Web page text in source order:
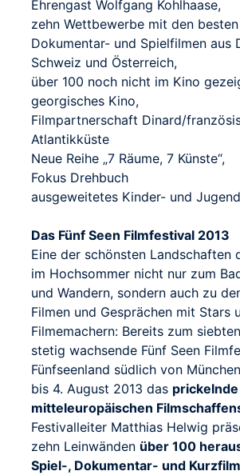
Ehrengast Wolfgang Kohlhaase,
zehn Wettbewerbe mit den
Dokumentar- und Spielfilmen aus
Schweiz und Österreich,
über 100 noch nicht im Kino
georgisches Kino,
Filmpartnerschaft Dinard/
Atlantikküste
Neue Reihe „7 Räume, 7 Künste“,
Fokus Drehbuch
ausgeweitetes Kinder- und
Das Fünf Seen Filmfestival 2013
Eine der schönsten Landschaften
im Hochsommer nicht nur zum
und Wandern, sondern auch zu
Filmen und Gesprächen mit Stars
Filmemachern: Bereits zum
stetig wachsende Fünf Seen
Fünfseenland südlich von
bis 4. August 2013 das
mitteleuropäischen
Festivalleiter Matthias Helwig
zehn Leinwänden über 100
Spiel-, Dokumentar- und